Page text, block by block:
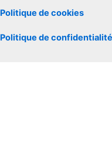
Politique de cookies
Politique de confidentialité